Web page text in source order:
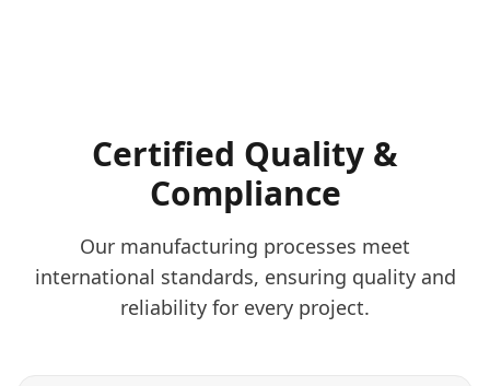
Certified Quality &
Compliance
Our manufacturing processes meet
international standards, ensuring quality and
reliability for every project.